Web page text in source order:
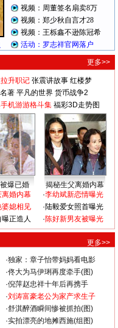
更多>>
升职记 张震讲故事 红楼梦
著 平凡的世界 货币战争2
机游游格斗集 福彩3D走势图
爆已婚
揭秘生父离婚内幕
离婚内幕
婆媳相见
正造人
·李幼斌新恋情曝光
·陆毅爱女照首曝光
·陈好新男友被曝光
更多>>
·独家：章子怡带妈妈看电影
·佟大为马伊琍再度牵手(图)
·倪萍赵忠祥十年后再携手
·刘涛富豪老公为家产求生子
·舒淇醉酒瞬间惨被抓拍(图)
·实拍漂亮的地摊西施(组图)